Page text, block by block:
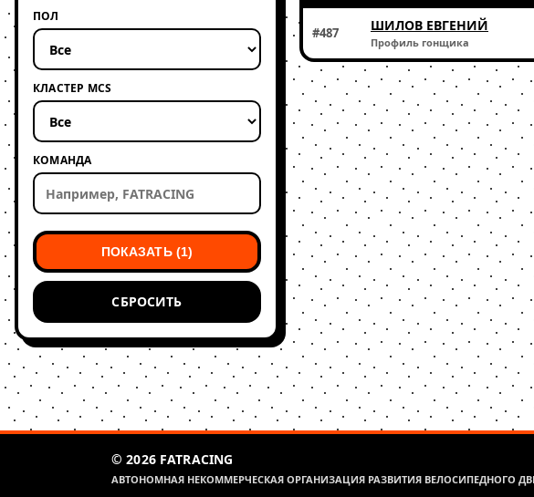
ПОЛ
КЛАСТЕР MCS
КОМАНДА
ПОКАЗАТЬ (1)
СБРОСИТЬ
#487 ШИЛОВ ЕВГЕНИЙ
Профиль гонщика
© 2026 FATRACING
АВТОНОМНАЯ НЕКОММЕРЧЕСКАЯ ОРГАНИЗАЦИЯ РАЗВИТИЯ ВЕЛОСИПЕДНОГО